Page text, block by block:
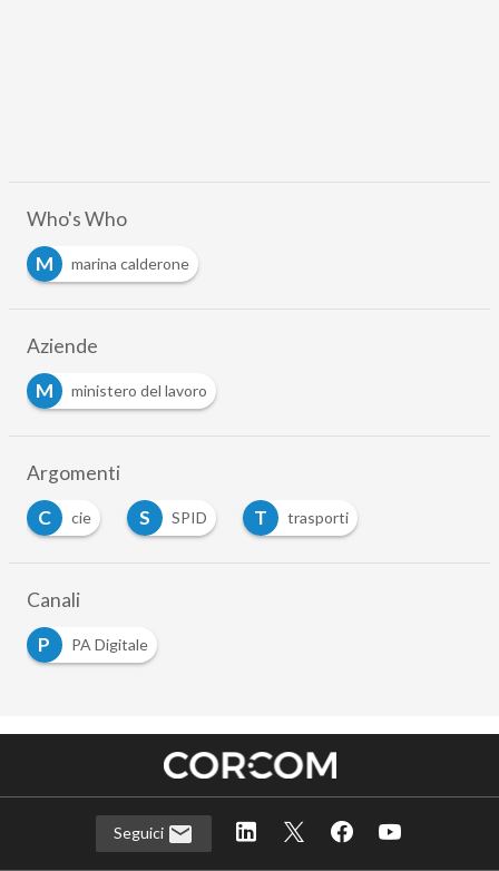
Who's Who
M
marina calderone
Aziende
M
ministero del lavoro
Argomenti
C
cie S SPID T trasporti
Canali
P
PA Digitale
Seguici